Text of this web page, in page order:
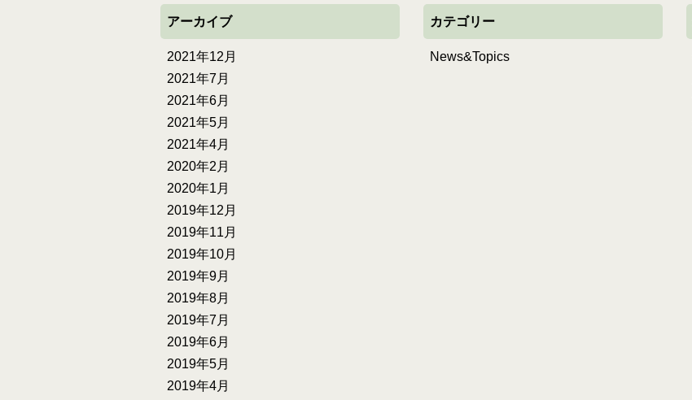
アーカイブ
2021年12月
2021年7月
2021年6月
2021年5月
2021年4月
2020年2月
2020年1月
2019年12月
2019年11月
2019年10月
2019年9月
2019年8月
2019年7月
2019年6月
2019年5月
2019年4月
カテゴリー
News&Topics